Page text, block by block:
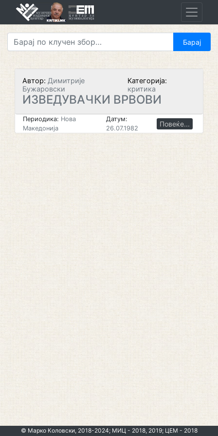
Автор: Димитрије
Бужаровски
Категорија:
критика
ИЗВЕДУВАЧКИ ВРВОВИ
Периодика: Нова
Македонија
Датум:
26.07.1982
Повеќе...
© Марко Коловски, 2018-2024; МИЦ - 2018, 2019; ЦЕМ - 2018